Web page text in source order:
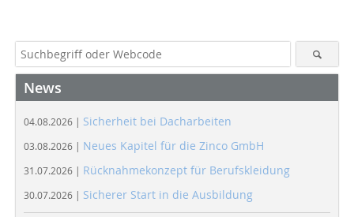
News
04.08.2026 | Sicherheit bei Dacharbeiten
03.08.2026 | Neues Kapitel für die Zinco GmbH
31.07.2026 | Rücknahmekonzept für Berufskleidung
30.07.2026 | Sicherer Start in die Ausbildung